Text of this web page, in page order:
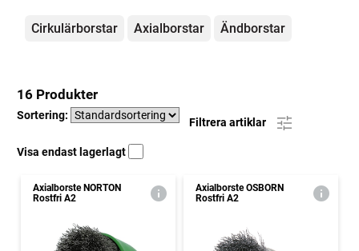
Kategorier
Cirkulärborstar Axialborstar Ändborstar
16 Produkter
Sortering:
Filtrera artiklar
Visa endast lagerlagt
Axialborste NORTON
Rostfri A2
Axialborste OSBORN
Rostfri A2